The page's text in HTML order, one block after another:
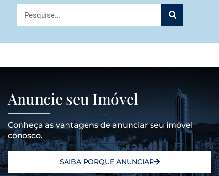
Anuncie seu Imóvel
Conheça as vantagens de anunciar seu imóvel
conosco.
SAIBA PORQUE ANUNCIAR